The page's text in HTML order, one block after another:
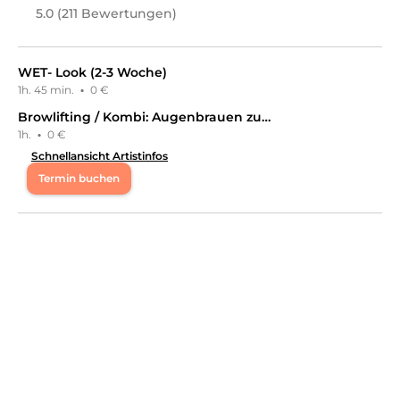
5.0 (211 Bewertungen)
WET- Look (2-3 Woche)
1h. 45 min. · 0 €
Browlifting / Kombi: Augenbrauen zupfen & färben (Fadentechnik)
1h. · 0 €
Schnellansicht Artistinfos
Termin buchen
Mo 13:00 - 18:00